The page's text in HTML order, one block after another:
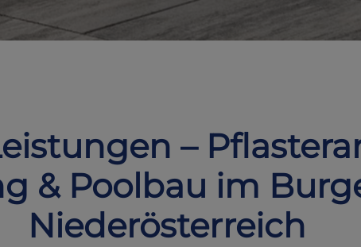
–
& Poolbau im
Niederösterreich